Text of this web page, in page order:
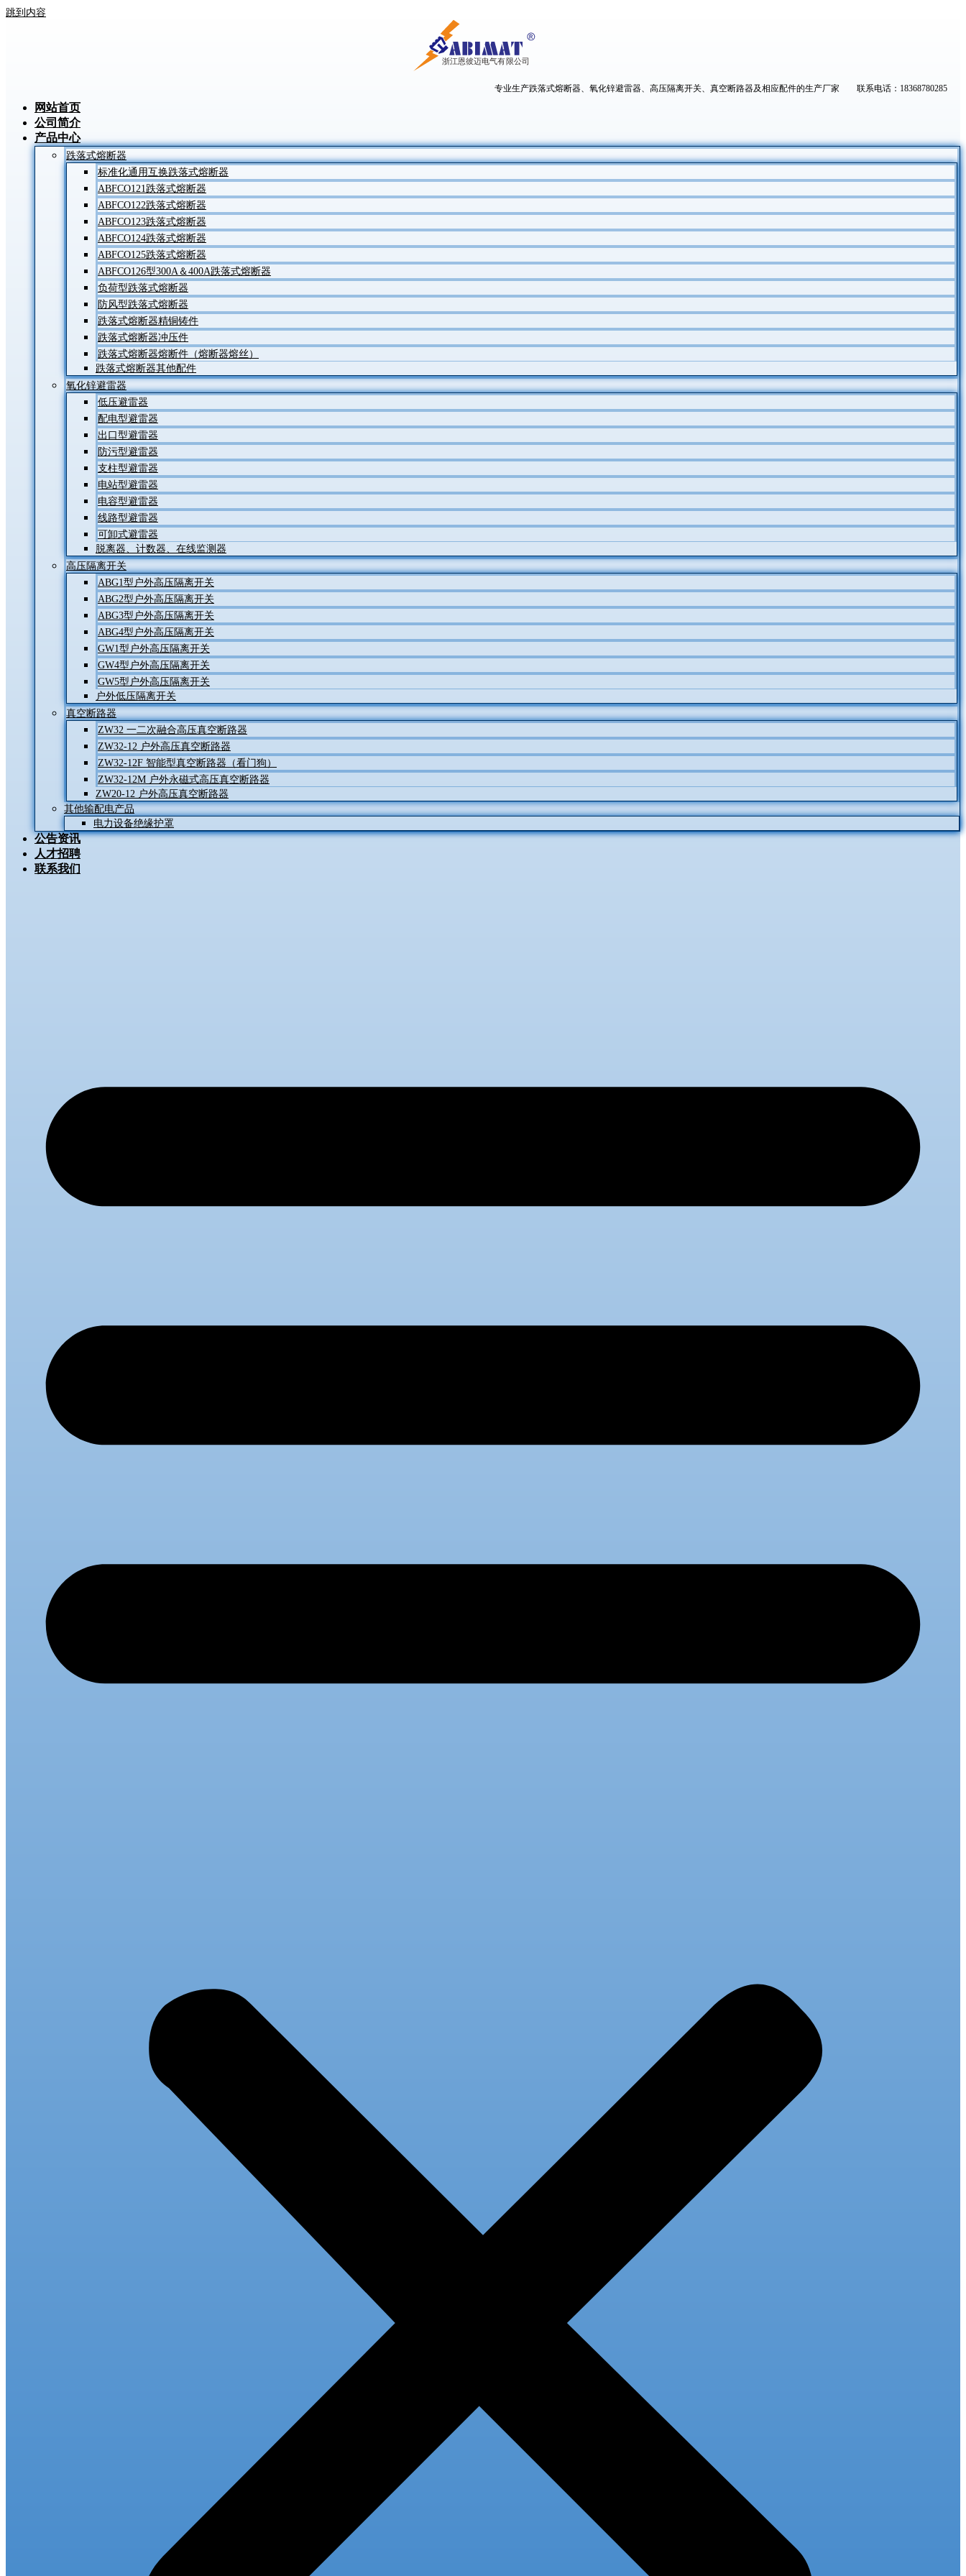
跳到内容
专业生产跌落式熔断器、氧化锌避雷器、高压隔离开关、真空断路器及相应配件的生产厂家 联系电话：18368780285
网站首页
公司简介
产品中心
跌落式熔断器
标准化通用互换跌落式熔断器
ABFCO121跌落式熔断器
ABFCO122跌落式熔断器
ABFCO123跌落式熔断器
ABFCO124跌落式熔断器
ABFCO125跌落式熔断器
ABFCO126型300A＆400A跌落式熔断器
负荷型跌落式熔断器
防风型跌落式熔断器
跌落式熔断器精铜铸件
跌落式熔断器冲压件
跌落式熔断器熔断件（熔断器熔丝）
跌落式熔断器其他配件
氧化锌避雷器
低压避雷器
配电型避雷器
出口型避雷器
防污型避雷器
支柱型避雷器
电站型避雷器
电容型避雷器
线路型避雷器
可卸式避雷器
脱离器、计数器、在线监测器
高压隔离开关
ABG1型户外高压隔离开关
ABG2型户外高压隔离开关
ABG3型户外高压隔离开关
ABG4型户外高压隔离开关
GW1型户外高压隔离开关
GW4型户外高压隔离开关
GW5型户外高压隔离开关
户外低压隔离开关
真空断路器
ZW32 一二次融合高压真空断路器
ZW32-12 户外高压真空断路器
ZW32-12F 智能型真空断路器（看门狗）
ZW32-12M 户外永磁式高压真空断路器
ZW20-12 户外高压真空断路器
其他输配电产品
电力设备绝缘护罩
公告资讯
人才招聘
联系我们